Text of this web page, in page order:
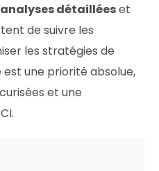
analyses détailléeset
de suivre les
les stratégies de
est une priorité absolue,
et une